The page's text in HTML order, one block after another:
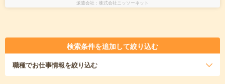
派遣会社 株式会社ニッソーネット
検索条件を追加して絞り込む
職種でお仕事情報を絞り込む